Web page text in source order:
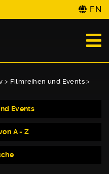
EN
> Filmreihen und Events >
Events
A - Z